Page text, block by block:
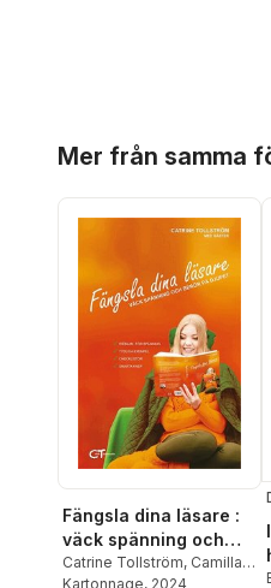
Mer från samma
Fängsla dina läsare :
väck spänning och
berör på djupet
Catrine Tollström, Camilla
Davidsson,Barbara
Kartonnage, 2024